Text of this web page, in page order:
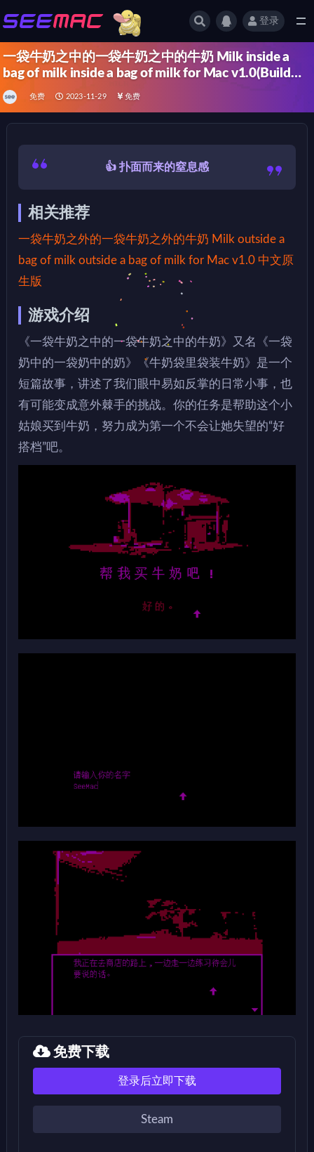
登录
一袋牛奶之中的一袋牛奶之中的牛奶 Milk inside a
bag of milk inside a bag of milk for Mac v1.0(Build
11743997) 中文原生版
免费 2023-11-29 免费
👍 扑面而来的窒息感
相关推荐
一袋牛奶之外的一袋牛奶之外的牛奶 Milk outside a
bag of milk outside a bag of milk for Mac v1.0 中文原
生版
游戏介绍
《一袋牛奶之中的一袋牛奶之中的牛奶》又名《一袋
奶中的一袋奶中的奶》《牛奶袋里袋装牛奶》是一个
短篇故事，讲述了我们眼中易如反掌的日常小事，也
有可能变成意外棘手的挑战。你的任务是帮助这个小
姑娘买到牛奶，努力成为第一个不会让她失望的“好
搭档”吧。
免费下载
登录后立即下载
Steam